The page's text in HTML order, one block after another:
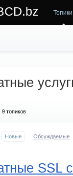
Топики
9 топиков
Новые Обсуждаемые
SSL